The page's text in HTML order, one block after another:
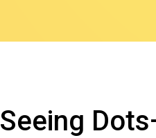
Seeing